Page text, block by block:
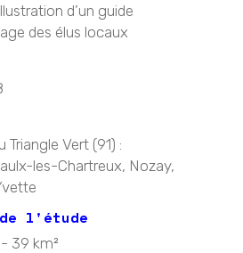
d’un guide
des élus locaux
Triangle Vert (91) :
les-Chartreux, Nozay,
l'étude
39 km²